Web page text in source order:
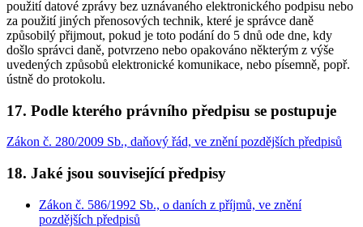
použití datové zprávy bez uznávaného elektronického podpisu nebo
za použití jiných přenosových technik, které je správce daně
způsobilý přijmout, pokud je toto podání do 5 dnů ode dne, kdy
došlo správci daně, potvrzeno nebo opakováno některým z výše
uvedených způsobů elektronické komunikace, nebo písemně, popř.
ústně do protokolu.
17. Podle kterého právního předpisu se postupuje
Zákon č. 280/2009 Sb., daňový řád, ve znění pozdějších předpisů
18. Jaké jsou související předpisy
Zákon č. 586/1992 Sb., o daních z příjmů, ve znění
pozdějších předpisů